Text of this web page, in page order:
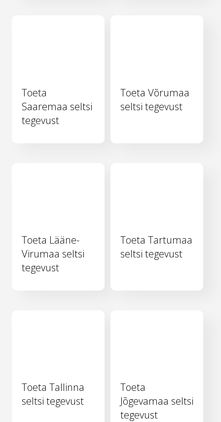
Toeta
Saaremaa seltsi
tegevust
Toeta Võrumaa
seltsi tegevust
Toeta Lääne-
Virumaa seltsi
tegevust
Toeta Tartumaa
seltsi tegevust
Toeta Tallinna
seltsi tegevust
Toeta
Jõgevamaa seltsi
tegevust